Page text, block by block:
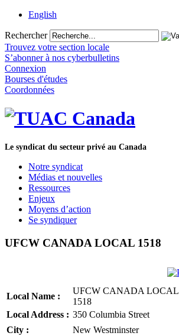
English
Rechercher
Trouvez votre section locale
S’abonner à nos cyberbulletins
Connexion
Bourses d'études
Coordonnées
Le syndicat du secteur privé au Canada
Notre syndicat
Médias et nouvelles
Ressources
Enjeux
Moyens d’action
Se syndiquer
UFCW CANADA LOCAL 1518
Local Name :
UFCW CANADA LOCAL
1518
Local Address : 350 Columbia Street
City :
New Westminster